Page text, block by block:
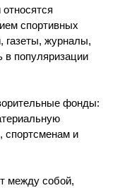
спортивных
газеты, журналы,
в популяризации
фонды:
спортсменам и
между собой,